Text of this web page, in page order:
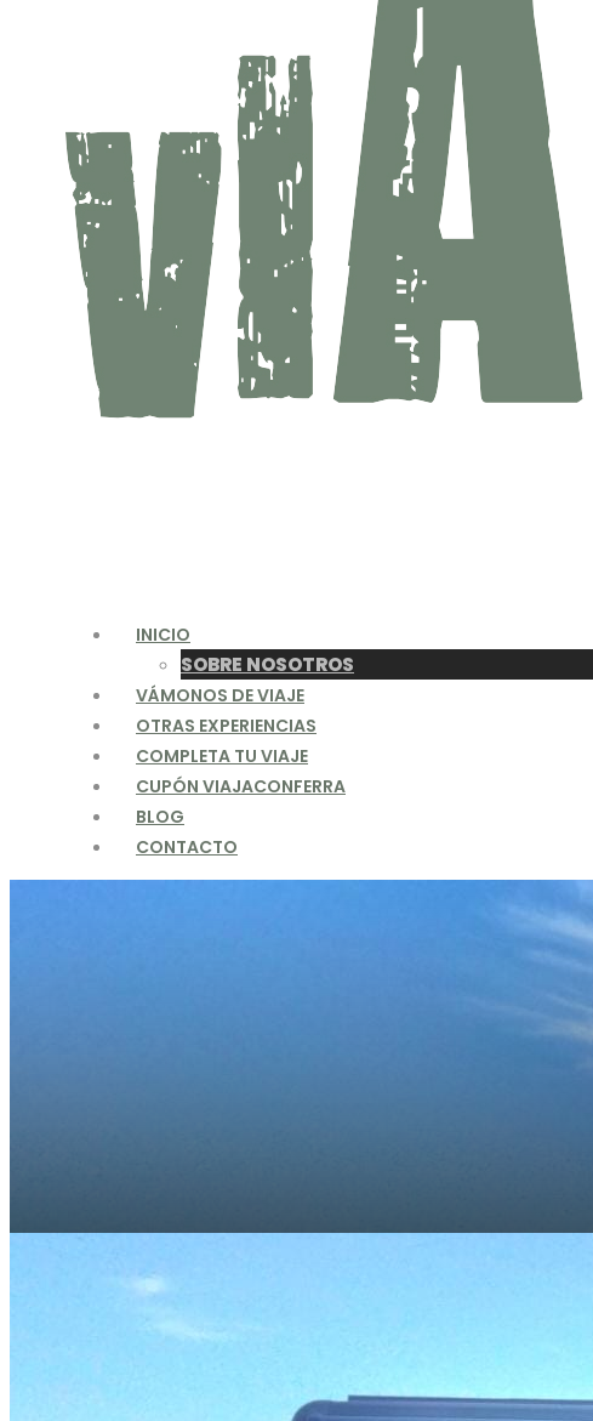
INICIO
SOBRE NOSOTROS
VÁMONOS DE VIAJE
OTRAS EXPERIENCIAS
COMPLETA TU VIAJE
CUPÓN VIAJACONFERRA
BLOG
CONTACTO